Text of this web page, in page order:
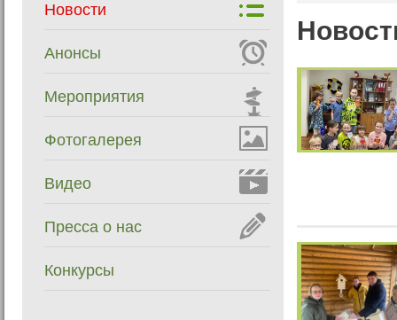
Новости
Анонсы
Мероприятия
Фотогалерея
Видео
Пресса о нас
Конкурсы